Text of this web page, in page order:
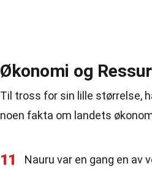
Økonomi og
Til tross for sin lille størrelse,
noen fakta om landets
11
Nauru var en gang en av